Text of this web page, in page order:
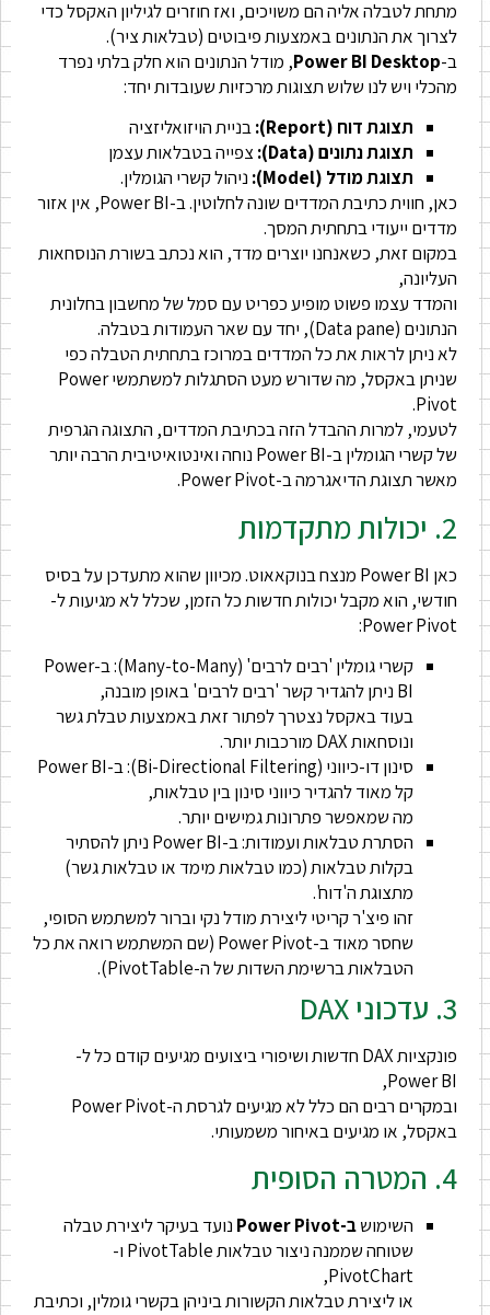
מתחת לטבלה אליה הם משויכים, ואז חוזרים לגיליון האקסל כדי
לצרוך את הנתונים באמצעות פיבוטים (טבלאות ציר).
ב-Power BI Desktop, מודל הנתונים הוא חלק בלתי נפרד
מהכלי ויש לנו שלוש תצוגות מרכזיות שעובדות יחד:
תצוגת דוח (Report):
בניית הויזואליזציה
תצוגת נתונים (Data):
צפייה בטבלאות עצמן
תצוגת מודל (Model):
ניהול קשרי הגומלין.
כאן, חווית כתיבת המדדים שונה לחלוטין. ב-Power BI, אין אזור
מדדים ייעודי בתחתית המסך.
במקום זאת, כשאנחנו יוצרים מדד, הוא נכתב בשורת הנוסחאות
העליונה,
והמדד עצמו פשוט מופיע כפריט עם סמל של מחשבון בחלונית
הנתונים (Data pane), יחד עם שאר העמודות בטבלה.
לא ניתן לראות את כל המדדים במרוכז בתחתית הטבלה כפי
שניתן באקסל, מה שדורש מעט הסתגלות למשתמשי Power
Pivot.
לטעמי, למרות ההבדל הזה בכתיבת המדדים, התצוגה הגרפית
של קשרי הגומלין ב-Power BI נוחה ואינטואיטיבית הרבה יותר
מאשר תצוגת הדיאגרמה ב-Power Pivot.
2. יכולות מתקדמות
כאן Power BI מנצח בנוקאאוט. מכיוון שהוא מתעדכן על בסיס
חודשי, הוא מקבל יכולות חדשות כל הזמן, שכלל לא מגיעות ל-
Power Pivot:
קשרי גומלין 'רבים לרבים' (Many-to-Many): ב-Power
BI ניתן להגדיר קשר 'רבים לרבים' באופן מובנה,
בעוד באקסל נצטרך לפתור זאת באמצעות טבלת גשר
ונוסחאות DAX מורכבות יותר.
סינון דו-כיווני (Bi-Directional Filtering): ב-Power BI
קל מאוד להגדיר כיווני סינון בין טבלאות,
מה שמאפשר פתרונות גמישים יותר.
הסתרת טבלאות ועמודות: ב-Power BI ניתן להסתיר
בקלות טבלאות (כמו טבלאות מימד או טבלאות גשר)
מתצוגת ה'דוח'.
זהו פיצ'ר קריטי ליצירת מודל נקי וברור למשתמש הסופי,
שחסר מאוד ב-Power Pivot (שם המשתמש רואה את כל
הטבלאות ברשימת השדות של ה-PivotTable).
3. עדכוני DAX
פונקציות DAX חדשות ושיפורי ביצועים מגיעים קודם כל ל-
Power BI,
ובמקרים רבים הם כלל לא מגיעים לגרסת ה-Power Pivot
באקסל, או מגיעים באיחור משמעותי.
4. המטרה הסופית
השימושב-Power Pivot
נועד בעיקר ליצירת טבלה
שטוחה שממנה ניצור טבלאות PivotTable ו-
PivotChart,
או ליצירת טבלאות הקשורות ביניהן בקשרי גומלין, וכתיבת